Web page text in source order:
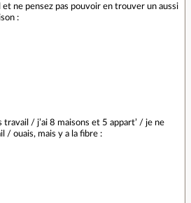
ne pensez pas pouvoir en trouver un aussi
:
travail / j’ai 8 maisons et 5 appart’ / je ne
/ ouais, mais y a la fibre :